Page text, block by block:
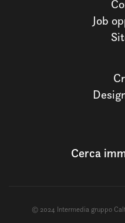
Job
Cerca
© 2024 Intermedia gruppo